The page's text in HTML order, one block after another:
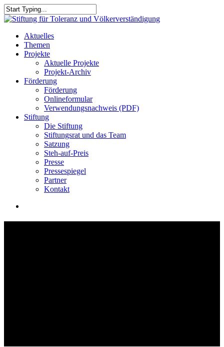
Skip
to
content
Close
search
Menu
Aktuelles
Themen
Projekte
Aktuelle Projekte
Projekt-Archiv
Förderung
Förderung
Onlineformular
Verwendungsnachweis (PDF)
Stiftung
Die Stiftung
Stiftungsrat und das Team
Satzung
Steh-auf-Preis
Presse
Pressespiegel
Partner
Kontakt